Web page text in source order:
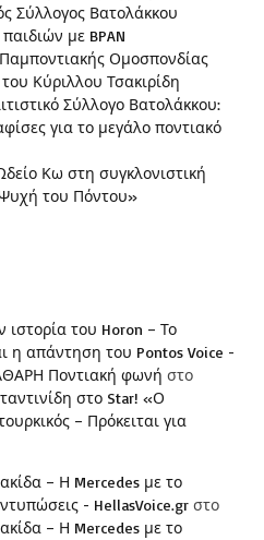
Σύλλογος Βατολάκκου
με BPAN
Ομοσπονδίας
Κύριλλου Τσακιρίδη
Σύλλογο Βατολάκκου:
για το μεγάλο ποντιακό
Κω στη συγκλονιστική
του Πόντου»
του Horon – Το
η απάντηση του Pontos Voice -
Ποντιακή φωνή στο
στο Star! «Ο
– Πρόκειται για
– Η Mercedes με το
- HellasVoice.gr στο
– Η Mercedes με το